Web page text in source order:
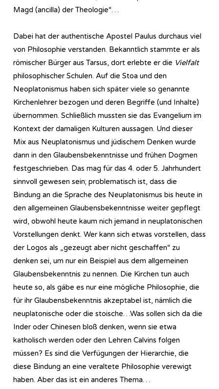
Magd (ancilla) der Theologie“…
Dabei hat der authentische Apostel Paulus durchaus viel
von Philosophie verstanden. Bekanntlich stammte er als
römischer Bürger aus Tarsus, dort erlebte er die Vielfalt
philosophischer Schulen. Auf die Stoa und den
Neoplatonismus haben sich später viele so genannte
Kirchenlehrer bezogen und deren Begriffe (und Inhalte)
übernommen. Schließlich mussten sie das Evangelium im
Kontext der damaligen Kulturen aussagen. Und dieser
Mix aus Neuplatonismus und jüdischem Denken wurde
dann in den Glaubensbekenntnisse und frühen Dogmen
festgeschrieben. Das mag für das 4. oder 5. Jahrhundert
sinnvoll gewesen sein; problematisch ist, dass die
Bindung an die Sprache des Neuplatonismus bis heute in
den allgemeinen Glaubensbekenntnisse weiter gepflegt
wird, obwohl heute kaum nich jemand in neuplatonischen
Vorstellungen denkt. Wer kann sich etwas vorstellen, dass
der Logos als „gezeugt aber nicht geschaffen“ zu
denken sei, um nur ein Beispiel aus dem allgemeinen
Glaubensbekenntnis zu nennen. Die Kirchen tun auch
heute so, als gäbe es nur eine mögliche Philosophie, die
für ihr Glaubensbekenntnis akzeptabel ist, nämlich die
neuplatonische oder die stoische…Was sollen sich da die
Inder oder Chinesen bloß denken, wenn sie etwa
katholisch werden oder den Lehren Calvins folgen
müssen? Es sind die Verfügungen der Hierarchie, die
diese Bindung an eine veraltete Philosophie verewigt
haben. Aber das ist ein anderes Thema…